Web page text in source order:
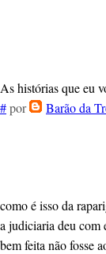
As histórias que eu
#por Barão da
como é isso da
a judiciaria deu com
bem feita não fosse